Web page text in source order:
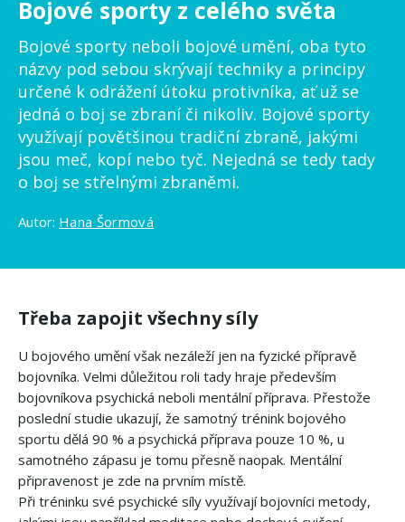
Bojové sporty z celého světa
Bojové sporty neboli bojové umění, oba tyto
názvy pod sebou skrývají techniky a principy
určené k odrážení útoku protivníka, ať už se
jedná o boj se zbraní či nikoliv. Bojové sporty
využívají povětšinou tradiční zbraně, jakými
jsou meč, kopí nebo tyč. Nejedná se tedy tady
o boj se střelnými zbraněmi.
Autor: Hana Šormová
Třeba zapojit všechny síly
U bojového umění však nezáleží jen na fyzické přípravě
bojovníka. Velmi důležitou roli tady hraje především
bojovníkova psychická neboli mentální příprava. Přestože
poslední studie ukazují, že samotný trénink bojového
sportu dělá 90 % a psychická příprava pouze 10 %, u
samotného zápasu je tomu přesně naopak. Mentální
připravenost je zde na prvním místě.
Při tréninku své psychické síly využívají bojovníci metody,